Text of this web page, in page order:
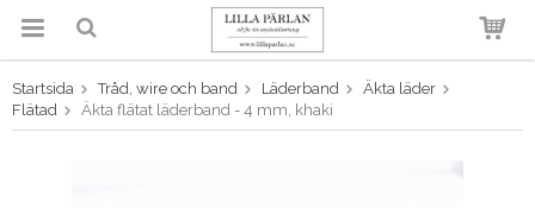
Produkten har blivit tillagd i
varukorgen
Startsida Tråd, wire och band Läderband
Äkta läder
Flätad
Äkta flätat läderband - 4 mm, khaki